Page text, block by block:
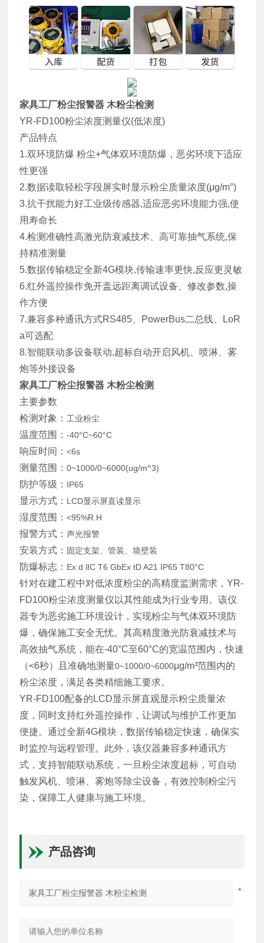
家具工厂粉尘报警器 木粉尘检测
YR-FD100粉尘浓度测量仪(低浓度)
产品特点
1.双环境防爆 粉尘+气体双环境防爆，恶劣环境下适应
性更强
2.数据读取轻松字段屏实时显示粉尘质量浓度(μg/m°)
3.抗干扰能力好工业级传感器,适应恶劣环境能力强,使
用寿命长
4.检测准确性高激光防衰减技术、高可靠抽气系统,保
持精准测量
5.数据传输稳定全新4G模块,传输速率更快,反应更灵敏
6.红外遥控操作免开盖远距离调试设备、修改参数,操
作方便
7.兼容多种通讯方式RS485、PowerBus二总线、LoR
a可选配
8.智能联动多设备联动,超标自动开启风机、喷淋、雾
炮等外接设备
家具工厂粉尘报警器 木粉尘检测
主要参数
检测对象：工业粉尘
温度范围：-40°C~60°C
响应时间：<6s
测量范围：0~1000/0~6000(ug/m^3)
防护等级： IP65
显示方式： LCD显示屏直读显示
湿度范围：<95%R.H
报警方式：声光报警
安装方式： 固定支架、管装、墙壁装
防爆标志： Ex d lIC T6 GbEx tD A21 IP65 T80°C
针对在建工程中对低浓度粉尘的高精度监测需求，YR-
FD100粉尘浓度测量仪以其性能成为行业专用。该仪
器专为恶劣施工环境设计，实现粉尘与气体双环境防
爆，确保施工安全无忧。其高精度激光防衰减技术与
高效抽气系统，能在-40°C至60°C的宽温范围内，快速
（<6秒）且准确地测量0~1000/0~6000μg/m³范围内的
粉尘浓度，满足各类精细施工要求。
YR-FD100配备的LCD显示屏直观显示粉尘质量浓
度，同时支持红外遥控操作，让调试与维护工作更加
便捷。通过全新4G模块，数据传输稳定快速，确保实
时监控与远程管理。此外，该仪器兼容多种通讯方
式，支持智能联动系统，一旦粉尘浓度超标，可自动
触发风机、喷淋、雾炮等除尘设备，有效控制粉尘污
染，保障工人健康与施工环境。
产品咨询